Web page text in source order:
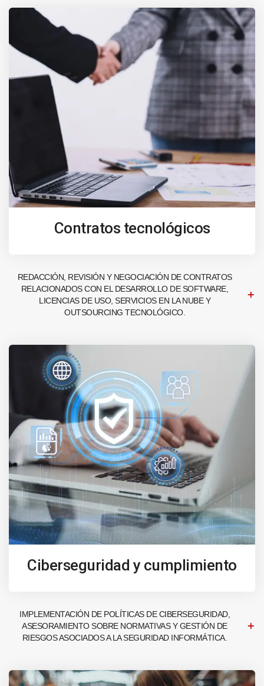
Contratos tecnológicos
REDACCIÓN, REVISIÓN Y NEGOCIACIÓN DE CONTRATOS
RELACIONADOS CON EL DESARROLLO DE SOFTWARE,
LICENCIAS DE USO, SERVICIOS EN LA NUBE Y
OUTSOURCING TECNOLÓGICO.
Ciberseguridad y cumplimiento
IMPLEMENTACIÓN DE POLÍTICAS DE CIBERSEGURIDAD,
ASESORAMIENTO SOBRE NORMATIVAS Y GESTIÓN DE
RIESGOS ASOCIADOS A LA SEGURIDAD INFORMÁTICA.